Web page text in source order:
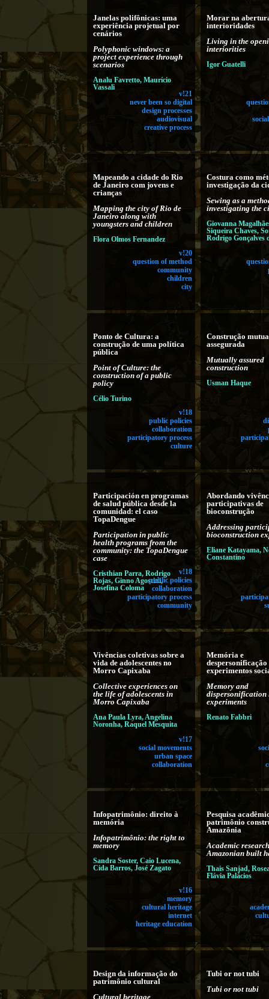
Janelas polifônicas: uma
experiência projetual por
cenários
Polyphonic windows: a
project experience through
scenarios
Analu Favretto, Maurício
Vassali
v!21
never been so digital
design processes
audiovisual
creative process
Morar na
interioridades
Living in the
interiorities
Igor Guatelli
Mapeando a cidade do Rio
de Janeiro com jovens e
crianças
Mapping the city of Rio de
Janeiro along with
youngsters and children
Flora Olmos Fernandez
v!20
question of method
community
children
city
Costura como
investigação da
Sewing as a
investigating the
Giovanna
Siqueira Chaves,
Rodrigo Gonçalves
Ponto de Cultura: a
construção de uma política
pública
Point of Culture: the
construction of a public
policy
Célio Turino
v!18
public policies
collaboration
participatory process
culture
Construção
assegurada
Mutually assured
construction
Usman Haque
Participación en programas
de salud pública desde la
comunidad: el caso
TopaDengue
Participation in public
health programs from the
community: the TopaDengue
case
Cristhian Parra, Rodrigo
Rojas, Ginno Agostini,
Josefina Coloma
v!18
public policies
collaboration
participatory process
community
Abordando
participativas de
bioconstrução
Addressing
bioconstruction
Eliane Katayama,
Constantino
Vivências coletivas sobre a
vida de adolescentes no
Morro Capixaba
Collective experiences on
the life of adolescents in
Morro Capixaba
Ana Paula Lyra, Angelina
Noronha, Raquel Mesquita
v!17
social movements
urban space
collaboration
Memória e
despersonificação
experimentos
Memory and
dispersonification
experiments
Renato Fabbri
Infopatrimônio: direito à
memória
Infopatrimônio: the right to
memory
Sandra Soster, Caio Lucena,
Cida Barros, José Zagato
v!16
memory
cultural heritage
internet
heritage education
Pesquisa
patrimônio
Amazônia
Academic
Amazonian built
Thais Sanjad,
Flávia Palácios
Design da informação do
patrimônio cultural
Cultural heritage
Tubi or not tubi
Tubi or not tubi